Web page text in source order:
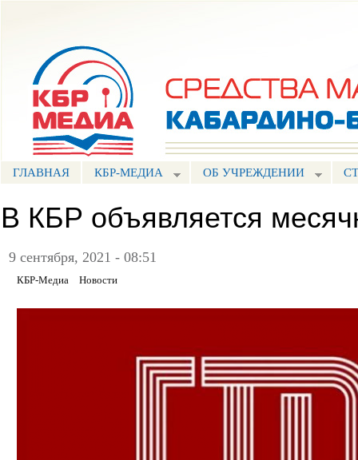
ГЛАВНАЯ КБР-МЕДИА ОБ УЧРЕЖДЕНИИ
В КБР объявляется
9 сентября, 2021 - 08:51
КБР-Медиа Новости